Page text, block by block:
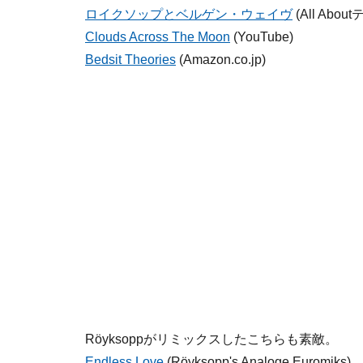
ロイクソップとベルゲン・ウェイヴ(All About
Clouds Across The Moon (YouTube)
Bedsit Theories (Amazon.co.jp)
Röyksoppがリミックスしたこちらも素敵。